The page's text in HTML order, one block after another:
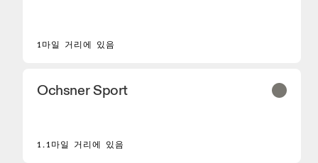
1마일 거리에 있음
Ochsner Sport
1.1마일 거리에 있음